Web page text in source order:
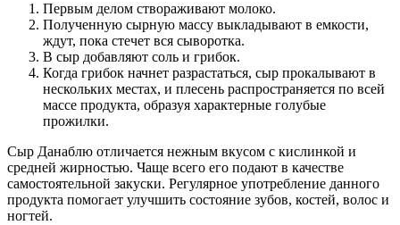
Первым делом створаживают молоко.
Полученную сырную массу выкладывают в емкости,
ждут, пока стечет вся сыворотка.
В сыр добавляют соль и грибок.
Когда грибок начнет разрастаться, сыр прокалывают в
нескольких местах, и плесень распространяется по всей
массе продукта, образуя характерные голубые
прожилки.
Сыр Данаблю отличается нежным вкусом с кислинкой и
средней жирностью. Чаще всего его подают в качестве
самостоятельной закуски. Регулярное употребление данного
продукта помогает улучшить состояние зубов, костей, волос и
ногтей.